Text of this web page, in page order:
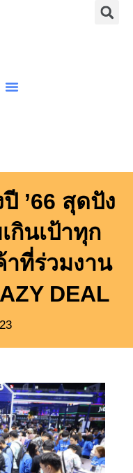
’66 สุดปัง
กินเป้าทุก
ที่ร่วมงาน
DEAL